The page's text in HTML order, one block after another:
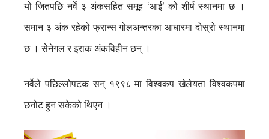
यो जितपछि नर्वे ३ अंकसहित समूह ‘आई’ को शीर्ष स्थानमा छ ।
समान ३ अंक रहेको फ्रान्स गोलअन्तरका आधारमा दोस्रो स्थानमा
छ । सेनेगल र इराक अंकविहीन छन् ।
नर्वेले पछिल्लोपटक सन् १९९८ मा विश्वकप खेलेयता विश्वकपमा
छनोट हुन सकेको थिएन ।